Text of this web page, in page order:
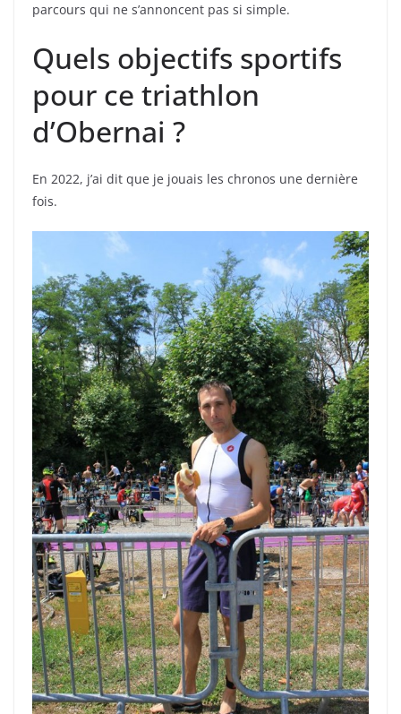
parcours qui ne s’annoncent pas si simple.
Quels objectifs sportifs
pour ce triathlon
d’Obernai ?
En 2022, j’ai dit que je jouais les chronos une dernière
fois.